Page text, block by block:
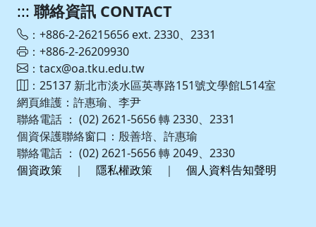
::: 聯絡資訊 CONTACT
：+886-2-26215656 ext. 2330、2331
：+886-2-26209930
：tacx@oa.tku.edu.tw
：25137 新北市淡水區英專路151號文學館L514室
網頁維護：許惠瑜、李尹
聯絡電話 ： (02) 2621-5656 轉 2330、2331
個資保護聯絡窗口：殷善培、許惠瑜
聯絡電話 ： (02) 2621-5656 轉 2049、2330
個資政策 ｜ 隱私權政策 ｜ 個人資料告知聲明